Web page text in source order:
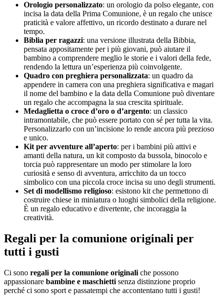
Orologio personalizzato: un orologio da polso elegante, con
incisa la data della Prima Comunione, è un regalo che unisce
praticità e valore affettivo, un ricordo destinato a durare nel
tempo.
Biblia per ragazzi: una versione illustrata della Bibbia,
pensata appositamente per i più giovani, può aiutare il
bambino a comprendere meglio le storie e i valori della fede,
rendendo la lettura un’esperienza più coinvolgente.
Quadro con preghiera personalizzata: un quadro da
appendere in camera con una preghiera significativa e magari
il nome del bambino e la data della Comunione può diventare
un regalo che accompagna la sua crescita spirituale.
Medaglietta o croce d’oro o d’argento: un classico
intramontabile, che può essere portato con sé per tutta la vita.
Personalizzarlo con un’incisione lo rende ancora più prezioso
e unico.
Kit per avventure all’aperto: per i bambini più attivi e
amanti della natura, un kit composto da bussola, binocolo e
torcia può rappresentare un modo per stimolare la loro
curiosità e senso di avventura, arricchito da un tocco
simbolico con una piccola croce incisa su uno degli strumenti.
Set di modellismo religioso: esistono kit che permettono di
costruire chiese in miniatura o luoghi simbolici della religione.
È un regalo educativo e divertente, che incoraggia la
creatività.
Regali per la comunione originali per
tutti i gusti
Ci sono regali per la comunione originali che possono
appassionare bambine e maschietti senza distinzione proprio
perché ci sono sport e passatempi che accontentano tutti i gusti!